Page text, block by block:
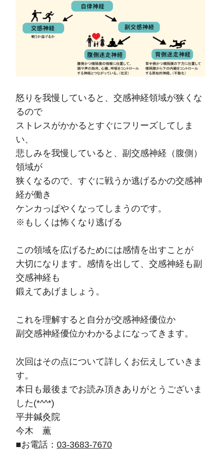
怒りを我慢していると、交感神経領域が狭くな
るので
ストレスがかかるとすぐにフリーズしてしま
い、
悲しみを我慢していると、副交感神経（腹側）
領域が
狭くなるので、すぐに戦うか逃げるかの交感神
経が働き
ケンカっぱやくなってしまうのです。
※もしくは怖くなり逃げる
この領域を広げるためには感情を出すことが
大切になります。感情を出して、交感神経も副
交感神経も
鍛えてあげましょう。
これを理解すると自分が交感神経優位か
副交感神経優位かわかるよになってきます。
次回はその点について詳しくお伝えしていきま
す。
本日も最後までお読み頂きありがとうございま
した(*^^*)
平井鍼灸院
今木 薫
■お電話： 03-3683-7670